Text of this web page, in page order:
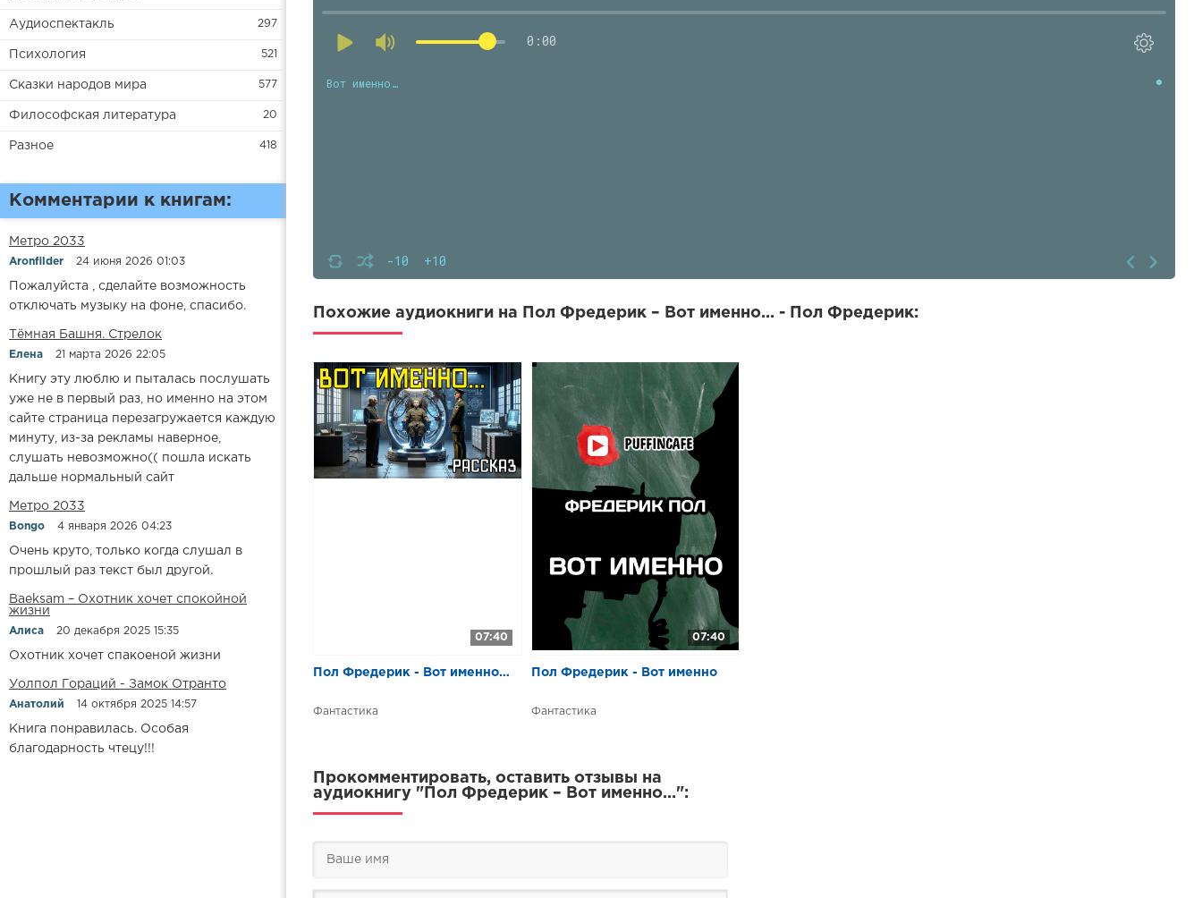
Аудиоспектакль 297
Психология 521
Сказки народов мира 577
Философская литература 20
Разное 418
Комментарии к книгам:
Метро 2033
Aronfilder 24 июня 2026 01:03
Пожалуйста , сделайте возможность
отключать музыку на фоне, спасибо.
​​Тёмная Башня. Стрелок
Елена 21 марта 2026 22:05
Книгу эту люблю и пыталась послушать
уже не в первый раз, но именно на этом
сайте страница перезагружается каждую
минуту, из-за рекламы наверное,
слушать невозможно(( пошла искать
дальше нормальный сайт
Метро 2033
Bongo 4 января 2026 04:23
Очень круто, только когда слушал в
прошлый раз текст был другой.
Baeksam – Охотник хочет спокойной
жизни
Алиса 20 декабря 2025 15:35
Охотник хочет спакоеной жизни
Уолпол Гораций - Замок Отранто
Анатолий 14 октября 2025 14:57
Книга понравилась. Особая
благодарность чтецу!!!
0:00
-10 +10
Вот именно…
Похожие аудиокниги на Пол Фредерик – Вот именно… - Пол Фредерик:
07:40
Пол Фредерик - Вот именно…
Фантастика
07:40
Пол Фредерик - Вот именно
Фантастика
Прокомментировать, оставить отзывы на
аудиокнигу "Пол Фредерик – Вот именно…":